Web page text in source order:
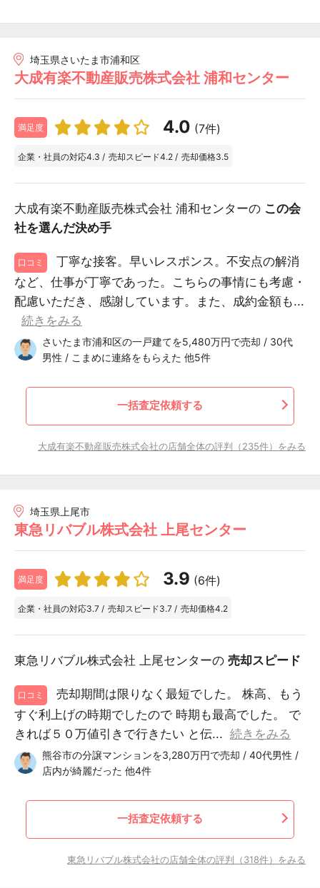
埼玉県さいたま市浦和区
大成有楽不動産販売株式会社 浦和センター
満足度 4.0 (7件)
企業・社員の対応4.3 / 売却スピード4.2 / 売却価格3.5
大成有楽不動産販売株式会社 浦和センターの この会
社を選んだ決め手
口コミ
丁寧な接客。早いレスポンス。不安点の解消
など、仕事が丁寧であった。こちらの事情にも考慮・
配慮いただき、感謝しています。また、成約金額も...
続きをみる
さいたま市浦和区の一戸建てを5,480万円で売却 / 30代
男性 / こまめに連絡をもらえた 他5件
一括査定依頼する
大成有楽不動産販売株式会社の店舗全体の評判（235件）をみる
埼玉県上尾市
東急リバブル株式会社 上尾センター
満足度 3.9 (6件)
企業・社員の対応3.7 / 売却スピード3.7 / 売却価格4.2
東急リバブル株式会社 上尾センターの 売却スピード
口コミ
売却期間は限りなく最短でした。 株高、もう
すぐ利上げの時期でしたので 時期も最高でした。 で
きれば５０万値引きで行きたい と伝... 続きをみる
熊谷市の分譲マンションを3,280万円で売却 / 40代男性 /
店内が綺麗だった 他4件
一括査定依頼する
東急リバブル株式会社の店舗全体の評判（318件）をみる